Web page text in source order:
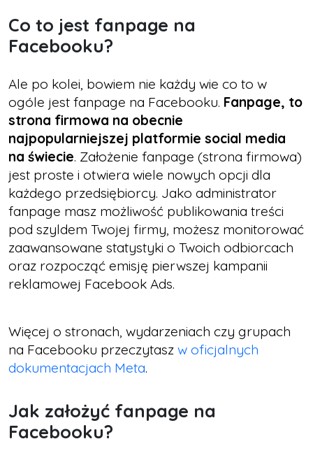
Co to jest fanpage na
Facebooku?
Ale po kolei, bowiem nie każdy wie co to w
ogóle jest fanpage na Facebooku. Fanpage, to
strona firmowa na obecnie
najpopularniejszej platformie social media
na świecie. Założenie fanpage (strona firmowa)
jest proste i otwiera wiele nowych opcji dla
każdego przedsiębiorcy. Jako administrator
fanpage masz możliwość publikowania treści
pod szyldem Twojej firmy, możesz monitorować
zaawansowane statystyki o Twoich odbiorcach
oraz rozpocząć emisję pierwszej kampanii
reklamowej Facebook Ads.
Więcej o stronach, wydarzeniach czy grupach
na Facebooku przeczytasz w oficjalnych
dokumentacjach Meta.
Jak założyć fanpage na
Facebooku?